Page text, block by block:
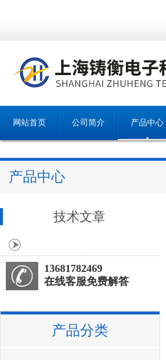
网站首页 公司简介 产品中心
产品中心
技术文章
13681782469
在线客服免费解答
产品分类